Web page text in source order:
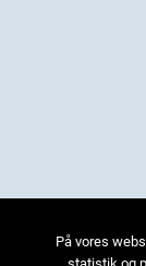
På vores